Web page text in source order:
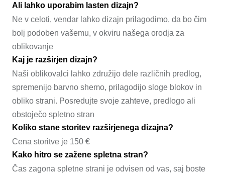
Ali lahko uporabim lasten dizajn?
Ne v celoti, vendar lahko dizajn prilagodimo, da bo čim
bolj podoben vašemu, v okviru našega orodja za
oblikovanje
Kaj je razširjen dizajn?
Naši oblikovalci lahko združijo dele različnih predlog,
spremenijo barvno shemo, prilagodijo sloge blokov in
obliko strani. Posredujte svoje zahteve, predlogo ali
obstoječo spletno stran
Koliko stane storitev razširjenega dizajna?
Cena storitve je 150 €
Kako hitro se zažene spletna stran?
Čas zagona spletne strani je odvisen od vas, saj boste